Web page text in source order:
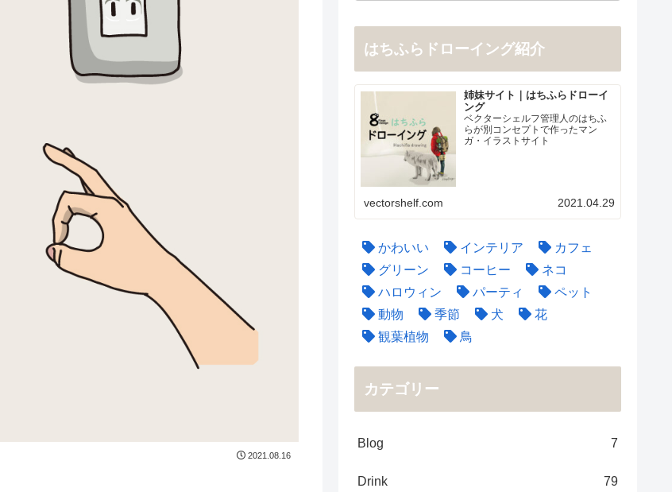
2021.08.16
はちふらドローイング紹介
姉妹サイト｜はちふらドローイ
ング
ベクターシェルフ管理人のはちふ
らが別コンセプトで作ったマン
ガ・イラストサイト
vectorshelf.com 2021.04.29
かわいい インテリア
カフェ
グリーン
コーヒー
ネコ
ハロウィン
パーティ
ペット
動物
季節 犬
花
観葉植物
鳥
カテゴリー
Blog 7
Drink 79